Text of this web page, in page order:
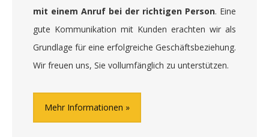
mit einem Anruf bei der richtigen Person. Eine
gute Kommunikation mit Kunden erachten wir als
Grundlage für eine erfolgreiche Geschäftsbeziehung.
Wir freuen uns, Sie vollumfänglich zu unterstützen.
Mehr Informationen